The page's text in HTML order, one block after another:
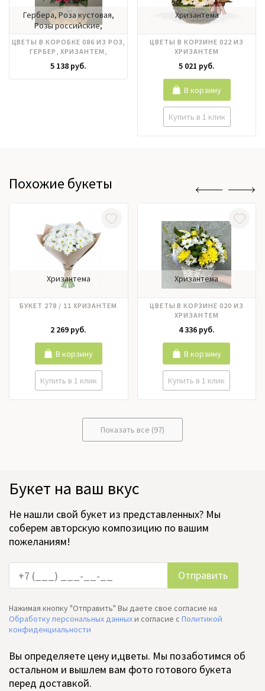
Гербера, Роза кустовая,
Розы российские,
ЦВЕТЫ В КОРОБКЕ 086 ИЗ РОЗ,
ГЕРБЕР, ХРИЗАНТЕМ,
ЛИМОНИУМА
5 138 руб.
Хризантема
ЦВЕТЫ В КОРЗИНЕ 022 ИЗ
ХРИЗАНТЕМ
5 021 руб.
Купить в 1 клик
В корзину
Похожие букеты
Хризантема
БУКЕТ 278 / 11 ХРИЗАНТЕМ
2 269 руб.
Купить в 1 клик
В корзину
Хризантема
ЦВЕТЫ В КОРЗИНЕ 020 ИЗ
ХРИЗАНТЕМ
4 336 руб.
Купить в 1 клик
В корзину
Показать все (97)
Букет на ваш вкус
Не нашли свой букет из представленных? Мы
соберем авторскую композицию по вашим
пожеланиям!
Нажимая кнопку "Отправить" Вы даете свое согласие на
Обработку персональных данныхи согласие c Политикой
конфиденциальности
Вы определяете цену и,цветы. Мы позаботимся об
остальном и вышлем вам фото готового букета
перед доставкой.